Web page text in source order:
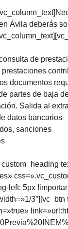
Ávila deberás
de
documentos
partes de baja
Salida al
datos bancarios
sanciones
left: 5px